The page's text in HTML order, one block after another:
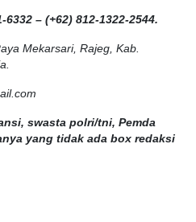
– (+62) 812-1322-2544.
Mekarsari, Rajeg, Kab.
swasta polri/tni, Pemda
yang tidak ada box redaksi